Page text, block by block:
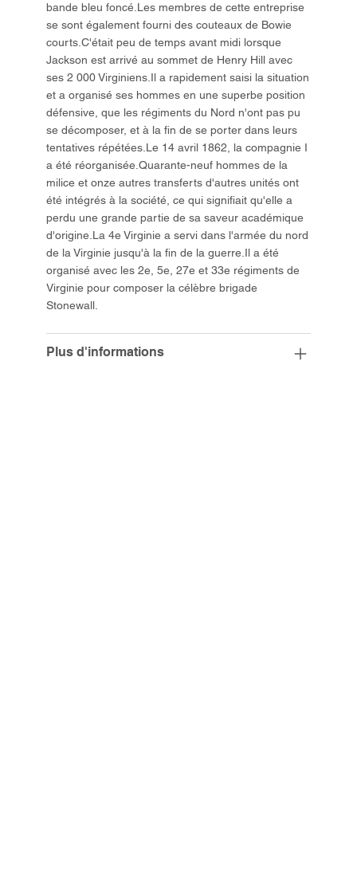
bande bleu foncé.Les membres de cette entreprise
se sont également fourni des couteaux de Bowie
courts.C'était peu de temps avant midi lorsque
Jackson est arrivé au sommet de Henry Hill avec
ses 2 000 Virginiens.Il a rapidement saisi la situation
et a organisé ses hommes en une superbe position
défensive, que les régiments du Nord n'ont pas pu
se décomposer, et à la fin de se porter dans leurs
tentatives répétées.Le 14 avril 1862, la compagnie I
a été réorganisée.Quarante-neuf hommes de la
milice et onze autres transferts d'autres unités ont
été intégrés à la société, ce qui signifiait qu'elle a
perdu une grande partie de sa saveur académique
d'origine.La 4e Virginie a servi dans l'armée du nord
de la Virginie jusqu'à la fin de la guerre.Il a été
organisé avec les 2e, 5e, 27e et 33e régiments de
Virginie pour composer la célèbre brigade
Stonewall.
Plus d'informations